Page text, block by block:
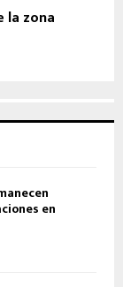
la zona
en